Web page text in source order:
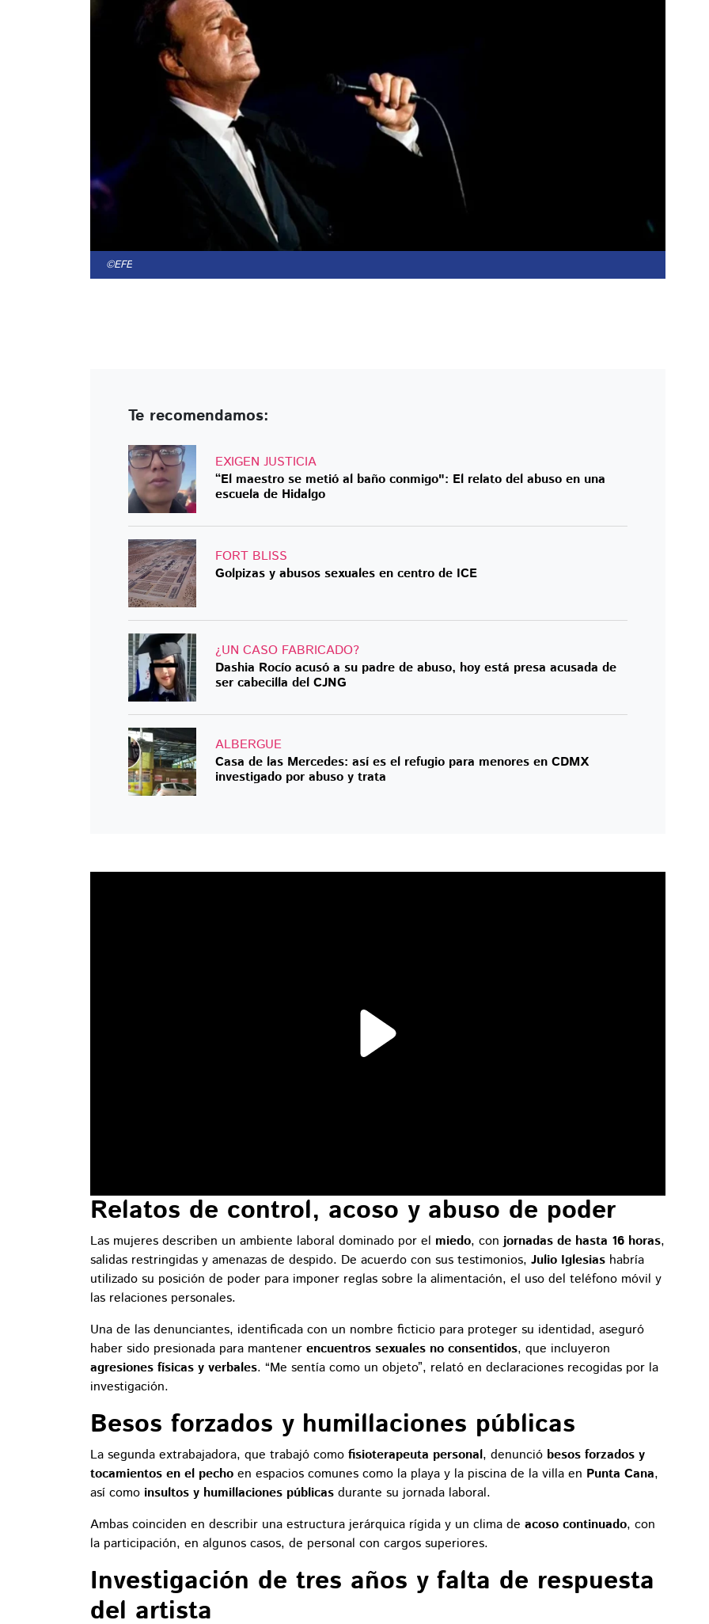
©EFE
Te recomendamos:
EXIGEN JUSTICIA
“El maestro se metió al baño conmigo": El relato del abuso en una
escuela de Hidalgo
FORT BLISS
Golpizas y abusos sexuales en centro de ICE
¿UN CASO FABRICADO?
Dashia Rocío acusó a su padre de abuso, hoy está presa acusada de
ser cabecilla del CJNG
ALBERGUE
Casa de las Mercedes: así es el refugio para menores en CDMX
investigado por abuso y trata
Relatos de control, acoso y abuso de poder
Las mujeres describen un ambiente laboral dominado por el miedo, con jornadas de hasta 16 horas,
salidas restringidas y amenazas de despido. De acuerdo con sus testimonios, Julio Iglesias habría
utilizado su posición de poder para imponer reglas sobre la alimentación, el uso del teléfono móvil y
las relaciones personales.
Una de las denunciantes, identificada con un nombre ficticio para proteger su identidad, aseguró
haber sido presionada para mantener encuentros sexuales no consentidos, que incluyeron
agresiones físicas y verbales. “Me sentía como un objeto”, relató en declaraciones recogidas por la
investigación.
Besos forzados y humillaciones públicas
La segunda extrabajadora, que trabajó como fisioterapeuta personal, denunció besos forzados y
tocamientos en el pecho en espacios comunes como la playa y la piscina de la villa en Punta Cana,
así como insultos y humillaciones públicas durante su jornada laboral.
Ambas coinciden en describir una estructura jerárquica rígida y un clima de acoso continuado, con
la participación, en algunos casos, de personal con cargos superiores.
Investigación de tres años y falta de respuesta
del artista